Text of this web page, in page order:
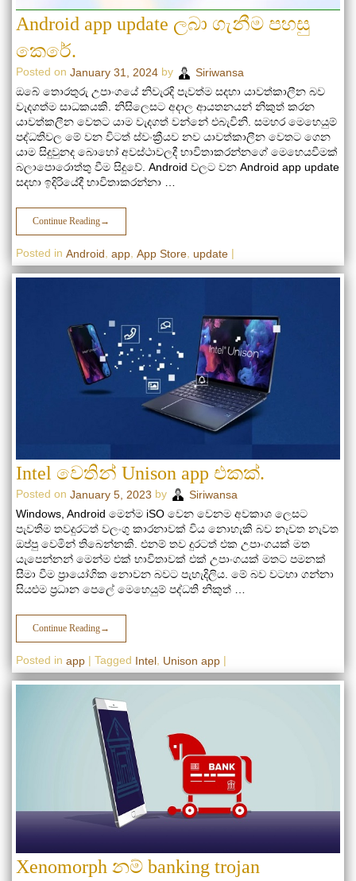
Android app update ලබා ගැනීම පහසු
කෙරේ.
Posted on January 31, 2024 by
Siriwansa
ඔබේ තොරතුරු උපාංගයේ නිවැරදි පැවත්ම සදහා යාවත්කාලීන බව
වැදගත්ම සාධකයකි. නිසිලෙසට අදාල ආයතනයන් නිකුත් කරන
යාවත්කලීන වෙතට යාම වැදගත් වන්නේ එබැවිනි. සමහර මෙහෙයුම්
පද්ධතිවල මේ වන විටත් ස්වංක්‍රීයව නව යාවත්කාලීන වෙතට ගෙන
යාම සිදුවුනද බොහෝ අවස්ථාවලදී භාවිතාකරන්නගේ මෙහෙයවීමක්
බලාපොරොත්තු වීම සිදුවේ. Android වලට වන Android app update
සදහා ඉදිරියේදී භාවිතාකරන්නා …
Continue Reading→
Posted in Android app App Store update |
Intel වෙතින් Unison app එකක්.
Posted on January 5, 2023 by
Siriwansa
Windows, Android මෙන්ම iSO වෙන වෙනම අවකාශ ලෙසට
පැවතීම තවදුරටත් වලංගු කාරනාවක් විය නොහැකි බව නැවත නැවත
ඔප්පු වෙමින් තිබෙන්නකි. එනම් තව දුරටත් එක උපාංගයක් මත
යැපෙන්නන් මෙන්ම එක් භාවිතාවක් එක් උපාංගයක් මතට පමනක්
සීමා වීම ප්‍රායෝගික නොවන බවට පැහැදිලිය. මේ බව වටහා ගන්නා
සියළුම ප්‍රධාන පෙලේ මෙහෙයුම් පද්ධති නිකුත් …
Continue Reading→
Posted in app | Tagged Intel Unison app |
Xenomorph නම් banking trojan